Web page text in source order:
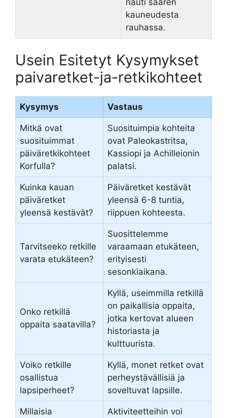
nauti saaren
kauneudesta
rauhassa.
Usein Esitetyt Kysymykset
paivaretket-ja-retkikohteet
Kysymys Vastaus
Mitkä ovat
suosituimmat
päiväretkikohteet
Korfulla?
Suosituimpia kohteita
ovat Paleokastritsa,
Kassiopi ja Achilleionin
palatsi.
Kuinka kauan
päiväretket
yleensä kestävät?
Päiväretket kestävät
yleensä 6-8 tuntia,
riippuen kohteesta.
Tarvitseeko retkille
varata etukäteen?
Suosittelemme
varaamaan etukäteen,
erityisesti
sesonkiaikana.
Onko retkillä
oppaita saatavilla?
Kyllä, useimmilla retkillä
on paikallisia oppaita,
jotka kertovat alueen
historiasta ja
kulttuurista.
Voiko retkille
osallistua
lapsiperheet?
Kyllä, monet retket ovat
perheystävällisiä ja
soveltuvat lapsille.
Millaisia
Aktiviteetteihin voi